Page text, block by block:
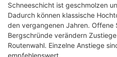
Schneeschicht ist geschmolzen
Dadurch können klassische
den vergangenen Jahren. Offene
Bergschründe verändern
Routenwahl. Einzelne Anstiege